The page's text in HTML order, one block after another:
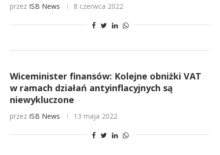
przez ISB News 8 czerwca 2022
Wiceminister finansów: Kolejne obniżki VAT
w ramach działań antyinflacyjnych są
niewykluczone
przez ISB News 13 maja 2022